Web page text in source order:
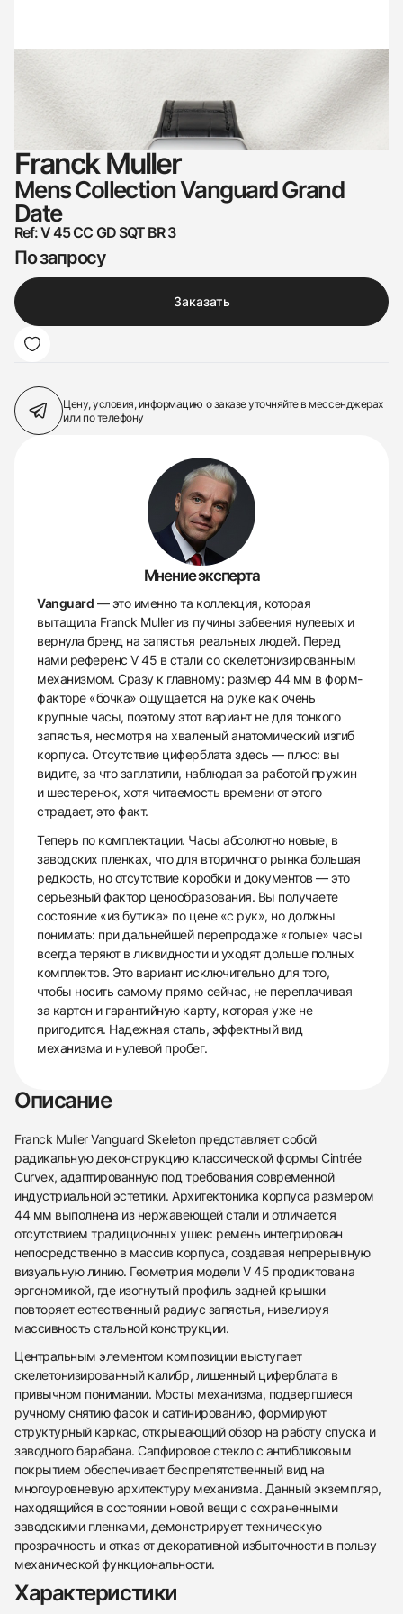
438
285
145
142
205
204
195
150
6
Franck Muller
Mens Collection Vanguard Grand
Date
Ref: V 45 CC GD SQT BR 3
По запросу
Заказать
Цену, условия, информацию о заказеуточняйте в мессенджерах
или по телефону
Мнение эксперта
Vanguard — это именно та коллекция, которая
вытащила Franck Muller из пучины забвения нулевых и
вернула бренд на запястья реальных людей. Перед
нами референс V 45 в стали со скелетонизированным
механизмом. Сразу к главному: размер 44 мм в форм-
факторе «бочка» ощущается на руке как очень
крупные часы, поэтому этот вариант не для тонкого
запястья, несмотря на хваленый анатомический изгиб
корпуса. Отсутствие циферблата здесь — плюс: вы
видите, за что заплатили, наблюдая за работой пружин
и шестеренок, хотя читаемость времени от этого
страдает, это факт.
Теперь по комплектации. Часы абсолютно новые, в
заводских пленках, что для вторичного рынка большая
редкость, но отсутствие коробки и документов — это
серьезный фактор ценообразования. Вы получаете
состояние «из бутика» по цене «с рук», но должны
понимать: при дальнейшей перепродаже «голые» часы
всегда теряют в ликвидности и уходят дольше полных
комплектов. Это вариант исключительно для того,
чтобы носить самому прямо сейчас, не переплачивая
за картон и гарантийную карту, которая уже не
пригодится. Надежная сталь, эффектный вид
механизма и нулевой пробег.
Описание
Franck Muller Vanguard Skeleton представляет собой
радикальную деконструкцию классической формы Cintrée
Curvex, адаптированную под требования современной
индустриальной эстетики. Архитектоника корпуса размером
44 мм выполнена из нержавеющей стали и отличается
отсутствием традиционных ушек: ремень интегрирован
непосредственно в массив корпуса, создавая непрерывную
визуальную линию. Геометрия модели V 45 продиктована
эргономикой, где изогнутый профиль задней крышки
повторяет естественный радиус запястья, нивелируя
массивность стальной конструкции.
Центральным элементом композиции выступает
скелетонизированный калибр, лишенный циферблата в
привычном понимании. Мосты механизма, подвергшиеся
ручному снятию фасок и сатинированию, формируют
структурный каркас, открывающий обзор на работу спуска и
заводного барабана. Сапфировое стекло с антибликовым
покрытием обеспечивает беспрепятственный вид на
многоуровневую архитектуру механизма. Данный экземпляр,
находящийся в состоянии новой вещи с сохраненными
заводскими пленками, демонстрирует техническую
прозрачность и отказ от декоративной избыточности в пользу
механической функциональности.
Характеристики
Трейд-ин часов
Оставьте ваши контактные данные и мы свяжемся